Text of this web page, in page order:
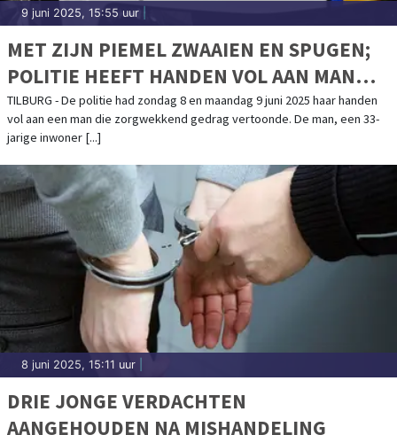
9 juni 2025, 15:55 uur
MET ZIJN PIEMEL ZWAAIEN EN SPUGEN;
POLITIE HEEFT HANDEN VOL AAN MAN
MET ZORGWEKKEND GEDRAG
TILBURG - De politie had zondag 8 en maandag 9 juni 2025 haar handen
vol aan een man die zorgwekkend gedrag vertoonde. De man, een 33-
jarige inwoner [...]
8 juni 2025, 15:11 uur
DRIE JONGE VERDACHTEN
AANGEHOUDEN NA MISHANDELING